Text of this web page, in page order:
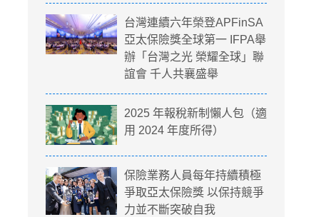
台灣連續六年榮登APFinSA
亞太保險獎全球第一 IFPA舉
辦「台灣之光 榮耀全球」聯
誼會 千人共襄盛舉
2025 年報稅新制懶人包（適
用 2024 年度所得）
保險業務人員每年持續積極
爭取亞太保險獎 以保持競爭
力並不斷突破自我